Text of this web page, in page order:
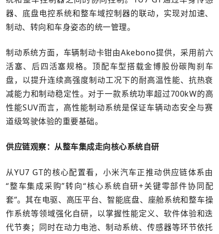
器、底盘电控系统和整车域控制器的联动，实现对加速、
制动、转向和车身姿态的统一管理。
制动系统方面，车辆制动卡钳由Akebono提供，采用前六
活塞、后四活塞规格。顶配车型搭载金博股份碳陶刹车
盘，以提升连续高强度制动工况下的耐高温性能、抗热衰
减能力和制动稳定性。对于一款系统功率超过700kW的高
性能SUV而言，高性能制动系统是保证车辆动态安全与赛
道级驾驶体验的重要基础。
供应链观察：从整车集成走向核心系统自研
从YU7 GT的核心配置看，小米汽车正推动供应链体系由
“整车集成采购”转向“核心系统自研+关键零部件协同配
套”。其在电驱、高压平台、智能底盘、座舱系统和整车操
作系统等领域强化自研，以掌握性能定义、软件体验和迭
代节奏；同时在动力电池、制动系统、传感器等环节依托